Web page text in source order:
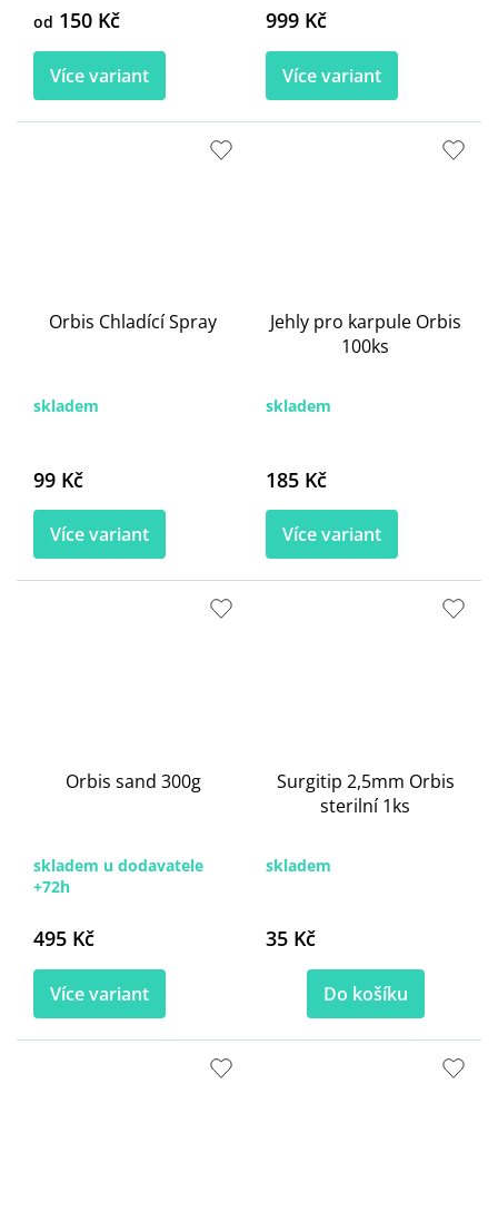
od 150 Kč
Více variant
999 Kč
Více variant
Orbis Chladící Spray
skladem
99 Kč
Více variant
Jehly pro karpule Orbis
100ks
skladem
185 Kč
Více variant
Orbis sand 300g
skladem u dodavatele
+72h
495 Kč
Více variant
Surgitip 2,5mm Orbis
sterilní 1ks
skladem
35 Kč
Do košíku